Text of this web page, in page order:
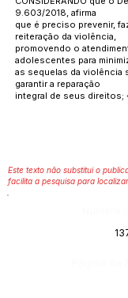
9.603/2018, afirma
que é preciso prevenir,
reiteração da violência,
promovendo o
adolescentes para
as sequelas da violência
garantir a reparação
integral de seus direitos;
Este texto não substitui o
facilita a pesquisa para